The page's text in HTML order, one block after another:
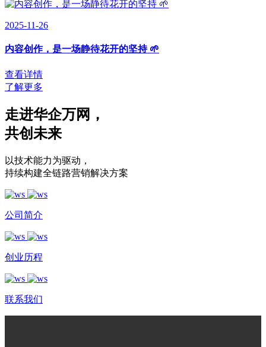
2025-11-26
内容创作，是一场静待花开的坚持 🌱
查看详情
了解更多
走进华企万网 ，
共创未来
以技术能力为驱动 ，
持续构建全链路营销解决方案
公司简介
创业历程
联系我们